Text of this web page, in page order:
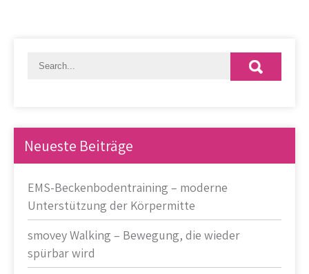
Neueste Beiträge
EMS-Beckenbodentraining – moderne
Unterstützung der Körpermitte
smovey Walking – Bewegung, die wieder
spürbar wird